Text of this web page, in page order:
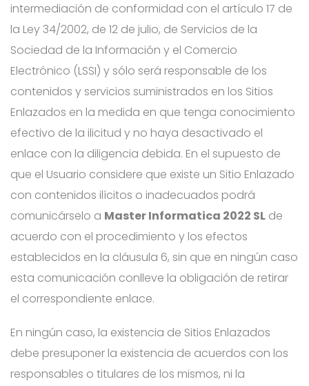
intermediación de conformidad con el artículo 17 de
la Ley 34/2002, de 12 de julio, de Servicios de la
Sociedad de la Información y el Comercio
Electrónico (LSSI) y sólo será responsable de los
contenidos y servicios suministrados en los Sitios
Enlazados en la medida en que tenga conocimiento
efectivo de la ilicitud y no haya desactivado el
enlace con la diligencia debida. En el supuesto de
que el Usuario considere que existe un Sitio Enlazado
con contenidos ilícitos o inadecuados podrá
comunicárselo a Master Informatica 2022 SL de
acuerdo con el procedimiento y los efectos
establecidos en la cláusula 6, sin que en ningún caso
esta comunicación conlleve la obligación de retirar
el correspondiente enlace.
En ningún caso, la existencia de Sitios Enlazados
debe presuponer la existencia de acuerdos con los
responsables o titulares de los mismos, ni la